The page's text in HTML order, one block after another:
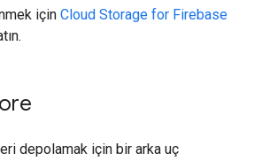
için Cloud Storage for Firebase
depolamak için bir arka uç